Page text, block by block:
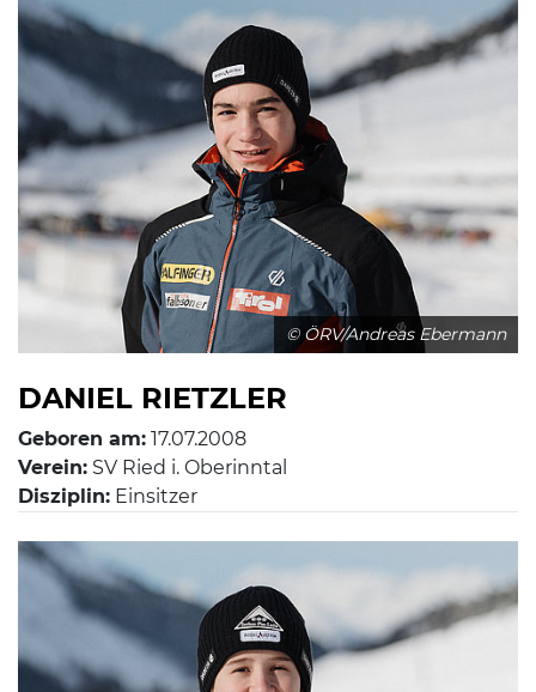
© ÖRV/Andreas Ebermann
DANIEL RIETZLER
Geboren am: 17.07.2008
Verein: SV Ried i. Oberinntal
Disziplin: Einsitzer